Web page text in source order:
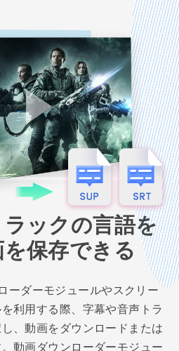
ックの言語を
保存できる
ーダーモジュールやスクリー
利用する際、字幕や音声トラ
、動画をダウンロードまたは
動画ダウンローダーモジュー